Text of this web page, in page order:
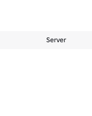
Server